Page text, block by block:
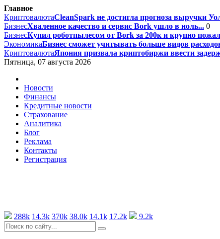
Главное
КриптовалютаCleanSpark не достигла прогноза выручки
БизнесХваленное качество и сервис Bork ушло в ноль... 0
БизнесКупил роботпылесом от Bork за 200к и крупно
ЭкономикаБизнес сможет учитывать больше видов
КриптовалютаЯпония призвала криптобиржи ввести
Пятница, 07 августа 2026
Новости
Финансы
Кредитные новости
Страхование
Аналитика
Блог
Реклама
Контакты
Регистрация
288k 14.3k 370k 38.0k 14.1k 17.2k 9.2k